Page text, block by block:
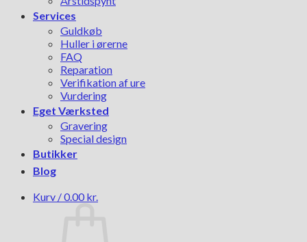
Services
Guldkøb
Huller i ørerne
FAQ
Reparation
Verifikation af ure
Vurdering
Eget Værksted
Gravering
Special design
Butikker
Blog
Kurv /0.00 kr.